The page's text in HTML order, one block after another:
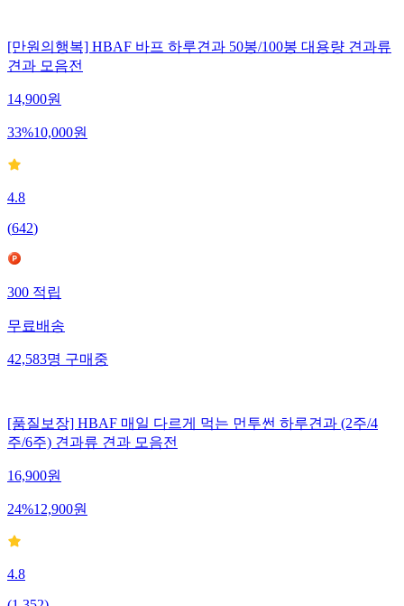
[만원의행복] HBAF 바프 하루견과 50봉/100봉 대용량 견과류
견과 모음전
14,900원
33%10,000원
4.8
(642)
300 적립
무료배송
42,583명 구매중
[품질보장] HBAF 매일 다르게 먹는 먼투썬 하루견과 (2주/4
주/6주) 견과류 견과 모음전
16,900원
24%12,900원
4.8